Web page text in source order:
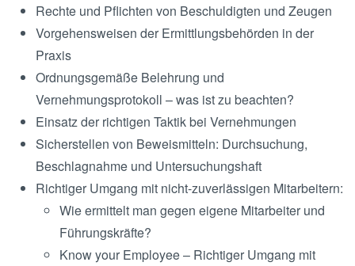
Rechte und Pflichten von Beschuldigten und Zeugen
Vorgehensweisen der Ermittlungsbehörden in der
Praxis
Ordnungsgemäße Belehrung und
Vernehmungsprotokoll – was ist zu beachten?
Einsatz der richtigen Taktik bei Vernehmungen
Sicherstellen von Beweismitteln: Durchsuchung,
Beschlagnahme und Untersuchungshaft
Richtiger Umgang mit nicht-zuverlässigen Mitarbeitern:
Wie ermittelt man gegen eigene Mitarbeiter und
Führungskräfte?
Know your Employee – Richtiger Umgang mit